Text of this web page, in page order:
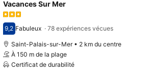
Vacances Sur Mer
Avec une note de 9,2
9,2 Fabuleux · 78 expériences vécues
Saint-Palais-sur-Mer • 2 km du centre
À 150 m de la plage
Certificat de durabilité